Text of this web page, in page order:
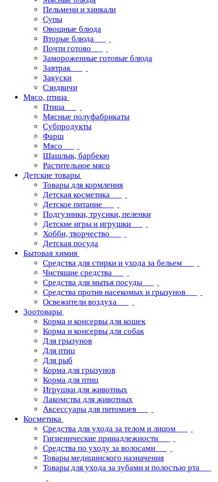
Пельмени и хинкали
Супы
Овощные блюда
Вторые блюда
Почти готово
Замороженные готовые блюда
Завтрак
Закуски
Сэндвичи
Мясо, птица
Птица
Мясные полуфабрикаты
Субпродукты
Фарш
Мясо
Шашлык, барбекю
Растительное мясо
Детские товары
Товары для кормления
Детская косметика
Детское питание
Подгузники, трусики, пеленки
Детские игры и игрушки
Хобби, творчество
Детская посуда
Бытовая химия
Средства для стирки и ухода за бельем
Чистящие средства
Средства для мытья посуды
Средства против насекомых и грызунов
Освежители воздуха
Зоотовары
Корма и консервы для кошек
Корма и консервы для собак
Для грызунов
Для птиц
Для рыб
Корма для грызунов
Корма для птиц
Игрушки для животных
Лакомства для животных
Аксессуары для питомцев
Косметика
Средства для ухода за телом и лицом
Гигиенические принадлежности
Средства по уходу за волосами
Товары медицинского назначения
Товары для ухода за зубами и полостью рта